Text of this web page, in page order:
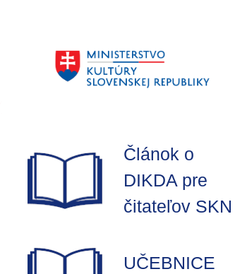
Článok o
DIKDA pre
čitateľov SKN
UČEBNICE